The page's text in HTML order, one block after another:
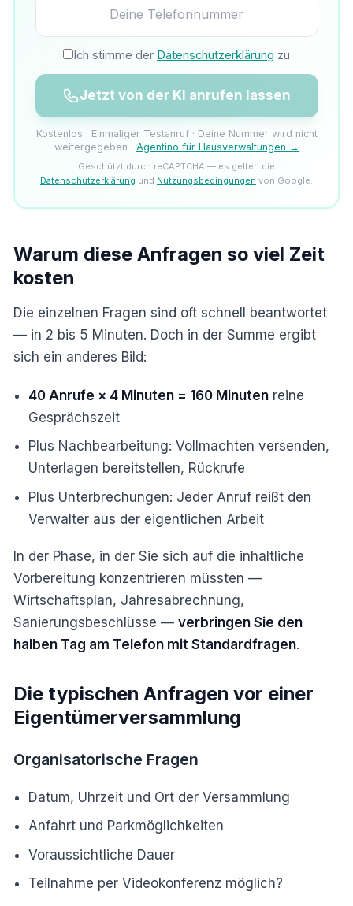
Ich stimme der Datenschutzerklärung zu
Jetzt von der KI anrufen lassen
Kostenlos · Einmaliger Testanruf · Deine Nummer wird nicht
weitergegeben · Agentino für Hausverwaltungen →
Geschützt durch reCAPTCHA — es gelten die
Datenschutzerklärung und Nutzungsbedingungen von Google.
Warum diese Anfragen so viel Zeit
kosten
Die einzelnen Fragen sind oft schnell beantwortet
— in 2 bis 5 Minuten. Doch in der Summe ergibt
sich ein anderes Bild:
40 Anrufe × 4 Minuten = 160 Minuten reine
Gesprächszeit
Plus Nachbearbeitung: Vollmachten versenden,
Unterlagen bereitstellen, Rückrufe
Plus Unterbrechungen: Jeder Anruf reißt den
Verwalter aus der eigentlichen Arbeit
In der Phase, in der Sie sich auf die inhaltliche
Vorbereitung konzentrieren müssten —
Wirtschaftsplan, Jahresabrechnung,
Sanierungsbeschlüsse — verbringen Sie den
halben Tag am Telefon mit Standardfragen.
Die typischen Anfragen vor einer
Eigentümerversammlung
Organisatorische Fragen
Datum, Uhrzeit und Ort der Versammlung
Anfahrt und Parkmöglichkeiten
Voraussichtliche Dauer
Teilnahme per Videokonferenz möglich?